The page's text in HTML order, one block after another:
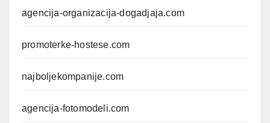
agencija-organizacija-dogadjaja.com
promoterke-hostese.com
najboljekompanije.com
agencija-fotomodeli.com